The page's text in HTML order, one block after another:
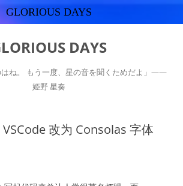
DAYS
はね。 もう一度、星の音を聞くためだよ」——
姫野 星奏
改为 Consolas 字体
GLORIOUS DAYS